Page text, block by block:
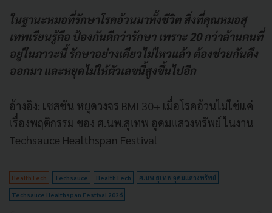
ในฐานะหมอที่รักษาโรคอ้วนมาทั้งชีวิต สิ่งที่คุณหมอสุ
เทพเรียนรู้คือ ป้องกันดีกว่ารักษา เพราะ 20 กว่าล้านคนที่
อยู่ในภาวะนี้ รักษาอย่างเดียวไม่ไหวแล้ว ต้องช่วยกันดึง
ออกมา และหยุดไม่ให้ตัวเลขนี้สูงขึ้นไปอีก
อ้างอิง: เซสชัน หยุดวงจร BMI 30+ เมื่อโรคอ้วนไม่ใช่แค่
เรื่องพฤติกรรม ของ ศ.นพ.สุเทพ อุดมแสวงทรัพย์ ในงาน
Techsauce Healthspan Festival
HealthTech Techsauce HealthTech ศ.นพ.สุเทพ อุดมแสวงทรัพย์
Techsauce Healthspan Festival 2026